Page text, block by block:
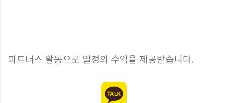
파트너스 활동으로 일정의 수익을 제공받습니다.